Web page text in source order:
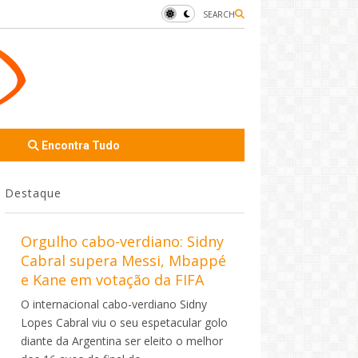
SEARCH
Encontra Tudo
Destaque
Orgulho cabo-verdiano: Sidny
Cabral supera Messi, Mbappé
e Kane em votação da FIFA
O internacional cabo-verdiano Sidny
Lopes Cabral viu o seu espetacular golo
diante da Argentina ser eleito o melhor